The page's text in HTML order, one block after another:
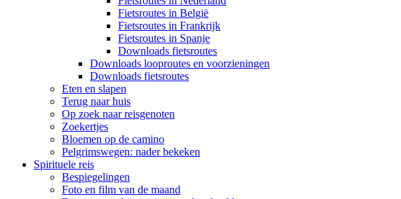
Fietsroutes in België
Fietsroutes in Frankrijk
Fietsroutes in Spanje
Downloads fietsroutes
Downloads looproutes en voorzieningen
Downloads fietsroutes
Eten en slapen
Terug naar huis
Op zoek naar reisgenoten
Zoekertjes
Bloemen op de camino
Pelgrimswegen: nader bekeken
Spirituele reis
Bespiegelingen
Foto en film van de maand